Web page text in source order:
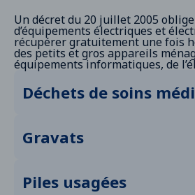
Un décret du 20 juillet 2005
d’équipements électriques et
récupérer gratuitement une fois
des petits et gros appareils
équipements informatiques, de
Déchets de soins
Stockez vos aiguilles et
à aiguilles" fournie
Une fois pleine , rapportez-la
pharmacies référencées
Gravats
être déposés au titre des
Vous devez les apporter :
Piles usagées